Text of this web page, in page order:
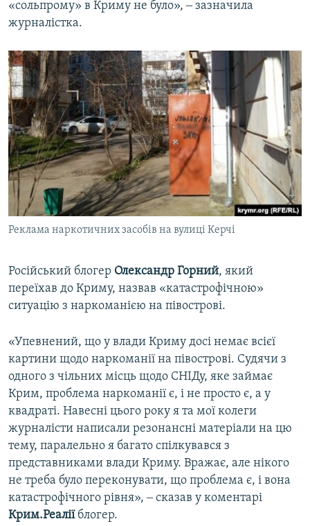
«сольпрому» в Криму не було», ‒ зазначила
журналістка.
Реклама наркотичних засобів на вулиці Керчі
Російський блогер Олександр Горний, який
переїхав до Криму, назвав «катастрофічною»
ситуацію з наркоманією на півострові.
«Упевнений, що у влади Криму досі немає всієї
картини щодо наркоманії на півострові. Судячи з
одного з чільних місць щодо СНІДу, яке займає
Крим, проблема наркоманії є, і не просто є, а у
квадраті. Навесні цього року я та мої колеги
журналісти написали резонансні матеріали на цю
тему, паралельно я багато спілкувався з
представниками влади Криму. Вражає, але нікого
не треба було переконувати, що проблема є, і вона
катастрофічного рівня», ‒ сказав у коментарі
Крим.Реаліїблогер.